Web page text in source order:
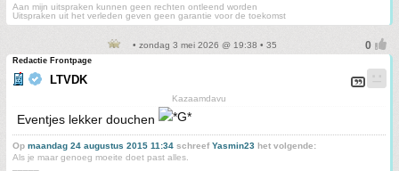
Aan mijn uitspraken kunnen geen rechten ontleend worden
Uitspraken uit het verleden geven geen garantie voor de toekomst
• zondag 3 mei 2026 @ 19:38 • 35
Redactie Frontpage
LTVDK
Kazaamdavu
Eventjes lekker douchen
Op maandag 24 augustus 2015 11:34 schreefYasmin23 het volgende:
Als je maar genoeg moeite doet past alles.